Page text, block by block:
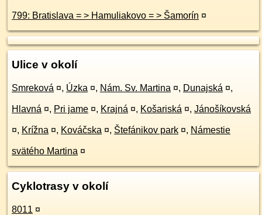
799: Bratislava = > Hamuliakovo = > Šamorín ¤
Ulice v okolí
Smreková ¤, Úzka ¤, Nám. Sv. Martina ¤, Dunajská ¤,
Hlavná ¤, Pri jame ¤, Krajná ¤, Košariská ¤, Jánošíkovská
¤, Krížna ¤, Kováčska ¤, Štefánikov park ¤, Námestie
svätého Martina ¤
Cyklotrasy v okolí
8011 ¤